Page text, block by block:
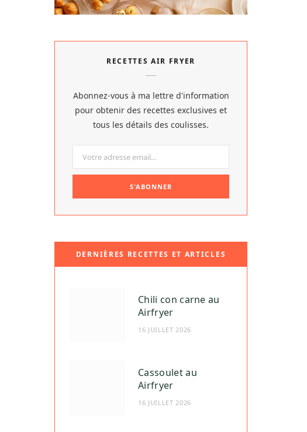
RECETTES AIR FRYER
Abonnez-vous à ma lettre d'information
pour obtenir des recettes exclusives et
tous les détails des coulisses.
DERNIÈRES RECETTES ET ARTICLES
Chili con carne au
Airfryer
16 JUILLET 2026
Cassoulet au
Airfryer
16 JUILLET 2026